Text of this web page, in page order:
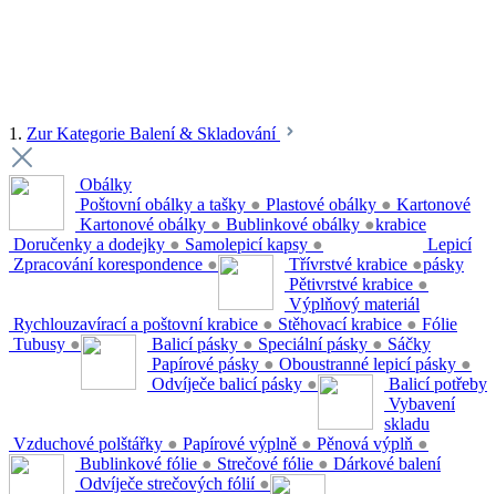
1. Zur Kategorie Balení & Skladování
Obálky
Poštovní obálky a tašky ● Plastové obálky ●
Kartonové obálky ● Bublinkové obálky ●
Doručenky a dodejky ● Samolepicí kapsy ●
Zpracování korespondence ●
Kartonové
krabice
Třívrstvé krabice ●
Pětivrstvé krabice ●
Rychlouzavírací a poštovní krabice ● Stěhovací krabice ●
Tubusy ●
Lepicí
pásky
Balicí pásky ● Speciální pásky ●
Papírové pásky ● Oboustranné lepicí pásky ●
Odvíječe balicí pásky ●
Výplňový materiál
Vzduchové polštářky ● Papírové výplně ● Pěnová výplň ●
Fólie
Bublinkové fólie ● Strečové fólie ●
Odvíječe strečových fólií ●
Sáčky
Balicí potřeby
Vybavení
skladu
Dárkové balení